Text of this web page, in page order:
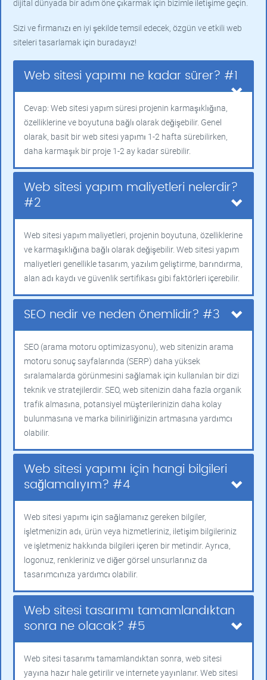
dijital dünyada bir adım öne çıkarmak için bizimle iletişime geçin.
Sizi ve firmanızı en iyi şekilde temsil edecek, özgün ve etkili web
siteleri tasarlamak için buradayız!
Web sitesi yapımı ne kadar sürer? #1
Cevap: Web sitesi yapım süresi projenin karmaşıklığına,
özelliklerine ve boyutuna bağlı olarak değişebilir. Genel
olarak, basit bir web sitesi yapımı 1-2 hafta sürebilirken,
daha karmaşık bir proje 1-2 ay kadar sürebilir.
Web sitesi yapım maliyetleri nelerdir?
#2
Web sitesi yapım maliyetleri, projenin boyutuna, özelliklerine
ve karmaşıklığına bağlı olarak değişebilir. Web sitesi yapım
maliyetleri genellikle tasarım, yazılım geliştirme, barındırma,
alan adı kaydı ve güvenlik sertifikası gibi faktörleri içerebilir.
SEO nedir ve neden önemlidir? #3
SEO (arama motoru optimizasyonu), web sitenizin arama
motoru sonuç sayfalarında (SERP) daha yüksek
sıralamalarda görünmesini sağlamak için kullanılan bir dizi
teknik ve stratejilerdir. SEO, web sitenizin daha fazla organik
trafik almasına, potansiyel müşterilerinizin daha kolay
bulunmasına ve marka bilinirliğinizin artmasına yardımcı
olabilir.
Web sitesi yapımı için hangi bilgileri
sağlamalıyım? #4
Web sitesi yapımı için sağlamanız gereken bilgiler,
işletmenizin adı, ürün veya hizmetleriniz, iletişim bilgileriniz
ve işletmeniz hakkında bilgileri içeren bir metindir. Ayrıca,
logonuz, renkleriniz ve diğer görsel unsurlarınız da
tasarımcınıza yardımcı olabilir.
Web sitesi tasarımı tamamlandıktan
sonra ne olacak? #5
Web sitesi tasarımı tamamlandıktan sonra, web sitesi
yayına hazır hale getirilir ve internete yayınlanır. Web sitesi